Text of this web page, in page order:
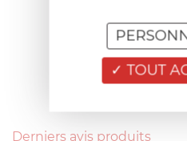
Derniers avis produits
TOUT